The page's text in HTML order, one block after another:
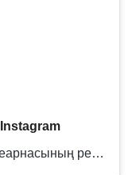
Публикация от «QAZSPORT» телеарнасының ресми парақшасы (@qazsport_official)